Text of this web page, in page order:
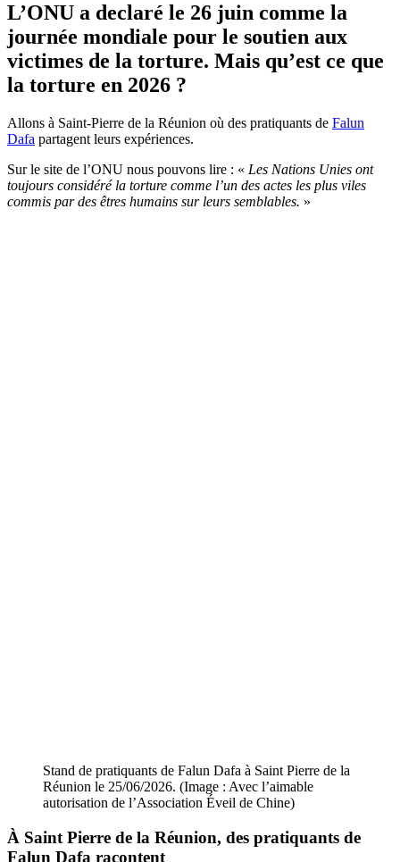
L’ONU a declaré le 26 juin comme la
journée mondiale pour le soutien aux
victimes de la torture. Mais qu’est ce que
la torture en 2026 ?
Allons à Saint-Pierre de la Réunion où des pratiquants de Falun
Dafa partagent leurs expériences.
Sur le site de l’ONU nous pouvons lire : « Les Nations Unies ont
toujours considéré la torture comme l’un des actes les plus viles
commis par des êtres humains sur leurs semblables. »
Stand de pratiquants de Falun Dafa à Saint Pierre de la
Réunion le 25/06/2026. (Image : Avec l’aimable
autorisation de l’Association Éveil de Chine)
À Saint Pierre de la Réunion, des pratiquants de
Falun Dafa racontent